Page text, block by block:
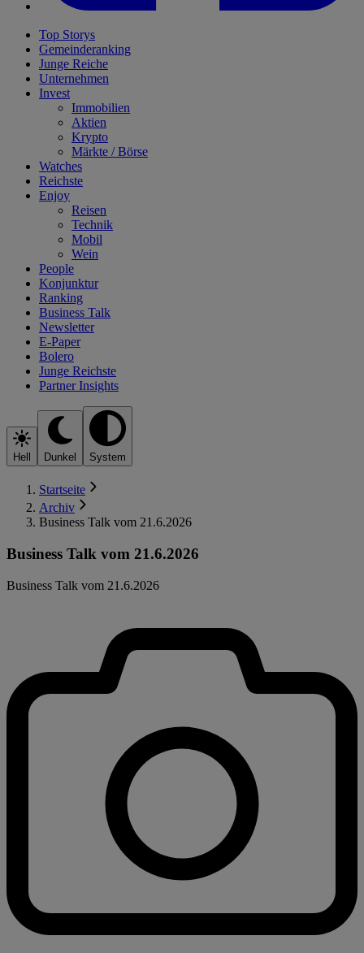
Top Storys
Gemeinderanking
Junge Reiche
Unternehmen
Invest
Immobilien
Aktien
Krypto
Märkte / Börse
Watches
Reichste
Enjoy
Reisen
Technik
Mobil
Wein
People
Konjunktur
Ranking
Business Talk
Newsletter
E-Paper
Bolero
Junge Reichste
Partner Insights
Hell Dunkel System
Startseite
Archiv
Business Talk vom 21.6.2026
Business Talk vom 21.6.2026
Business Talk vom 21.6.2026